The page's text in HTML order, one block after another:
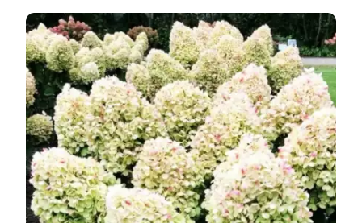
КАТАЛОГ
СПЕЦПРЕДЛОЖЕНИЯ
ГОТОВЫЕ РЕШЕНИЯ
О НАС
УСЛОВИЯ РАБОТЫ
КОНТАКТЫ